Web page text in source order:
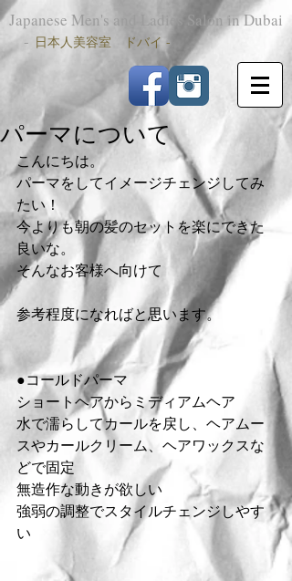
Japanese Men's and Ladies Salon in Dubai
- 日本人美容室 ドバイ -
パーマについて
こんにちは。
パーマをしてイメージチェンジしてみ
たい！
今よりも朝の髪のセットを楽にできた
良いな。
そんなお客様へ向けて
参考程度になればと思います。
●コールドパーマ
ショートヘアからミディアムヘア
水で濡らしてカールを戻し、ヘアムー
スやカールクリーム、ヘアワックスな
どで固定
無造作な動きが欲しい
強弱の調整でスタイルチェンジしやす
い